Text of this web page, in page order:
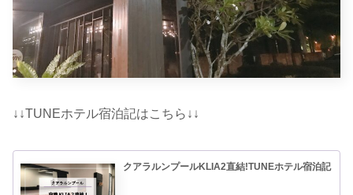
↓↓TUNEホテル宿泊記はこちら↓↓
クアラルンプールKLIA2直結!TUNEホテル宿泊記